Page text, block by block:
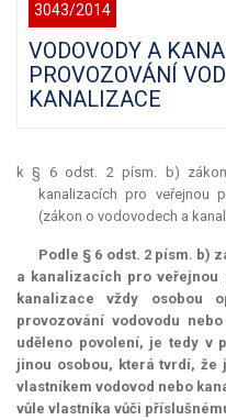
3043/2014
VODOVODY A
PROVOZOVÁNÍ
KANALIZACE
k § 6 odst. 2 písm. b)
kanalizacích pro veřejnou
(zákon o vodovodech a
Podle § 6 odst. 2 písm. b)
a kanalizacích pro veřejnou
kanalizace vždy osobou
provozování vodovodu
uděleno povolení, je tedy v
jinou osobou, která tvrdí, že
vlastníkem vodovod nebo
vůle vlastníka vůči